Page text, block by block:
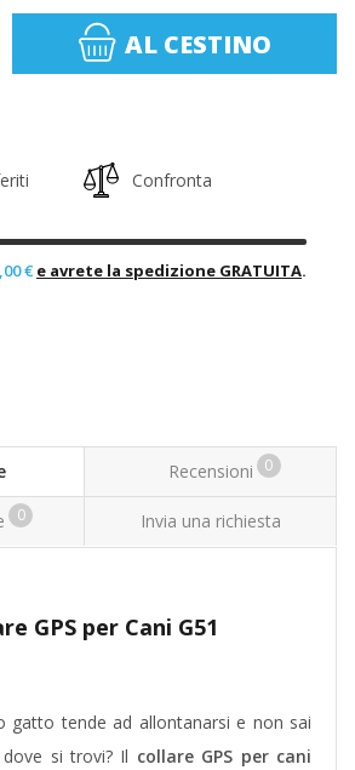
AL CESTINO
Confronta
€ e avrete la spedizione GRATUITA.
Recensioni 0
0 Invia una richiesta
GPS per Cani G51
gatto tende ad allontanarsi e non sai
si trovi? Il collare GPS per cani